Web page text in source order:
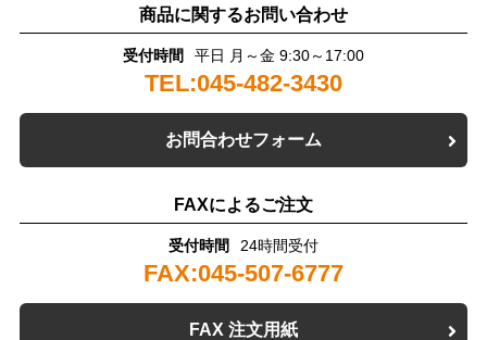
商品に関するお問い合わせ
受付時間 平日 月～金 9:30～17:00
TEL:045-482-3430
お問合わせフォーム
FAXによるご注文
受付時間 24時間受付
FAX:045-507-6777
FAX 注文用紙